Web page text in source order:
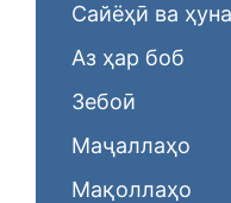
Сайёҳӣ ва
Аз ҳар боб
Зебоӣ
Маҷаллаҳо
Мақоллаҳо